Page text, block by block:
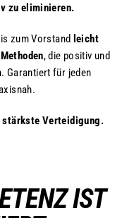
zu eliminieren.
zum Vorstand leicht
, die positiv und
Garantiert für jeden
stärkste Verteidigung.
IST